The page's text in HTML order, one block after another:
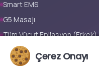
Smart EMS
G5 Masajı
Tüm Vücut Epilasyon (Erkek)
Tüm Vücut Epilasyon (Kadın)
Protez Tırnak
Çerez Onayı